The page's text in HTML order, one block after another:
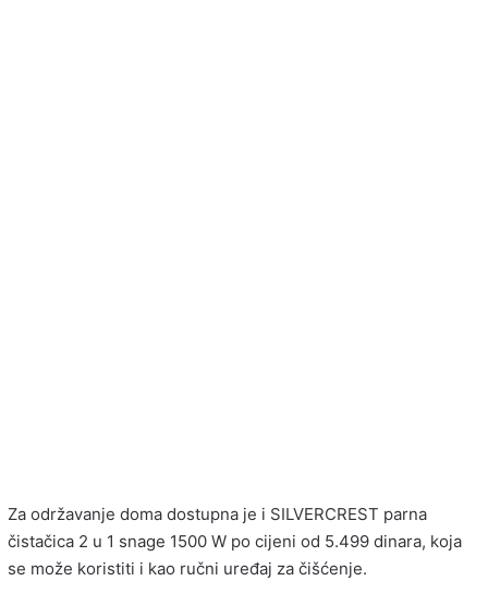
Za održavanje doma dostupna je i SILVERCREST parna
čistačica 2 u 1 snage 1500 W po cijeni od 5.499 dinara, koja
se može koristiti i kao ručni uređaj za čišćenje.